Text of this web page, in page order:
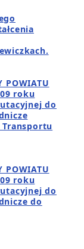
POWIATU
roku
do
Transportu
POWIATU
roku
do
do